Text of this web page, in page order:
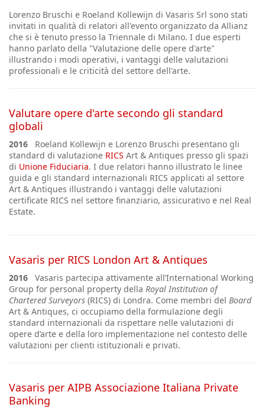
Lorenzo Bruschi e Roeland Kollewijn di Vasaris Srl sono stati
invitati in qualità di relatori all'evento organizzato da Allianz
che si è tenuto presso la Triennale di Milano. I due esperti
hanno parlato della "Valutazione delle opere d'arte"
illustrando i modi operativi, i vantaggi delle valutazioni
professionali e le criticità del settore dell'arte.
Valutare opere d'arte secondo gli standard
globali
2016 Roeland Kollewijn e Lorenzo Bruschi presentano gli
standard di valutazione RICS Art & Antiques presso gli spazi
di Unione Fiduciaria. I due relatori hanno illustrato le linee
guida e gli standard internazionali RICS applicati al settore
Art & Antiques illustrando i vantaggi delle valutazioni
certificate RICS nel settore finanziario, assicurativo e nel Real
Estate.
Vasaris per RICS London Art & Antiques
2016 Vasaris partecipa attivamente all’International Working
Group for personal property della Royal Institution of
Chartered Surveyors (RICS) di Londra. Come membri del Board
Art & Antiques, ci occupiamo della formulazione degli
standard internazionali da rispettare nelle valutazioni di
opere d’arte e della loro implementazione nel contesto delle
valutazioni per clienti istituzionali e privati.
Vasaris per AIPB Associazione Italiana Private
Banking